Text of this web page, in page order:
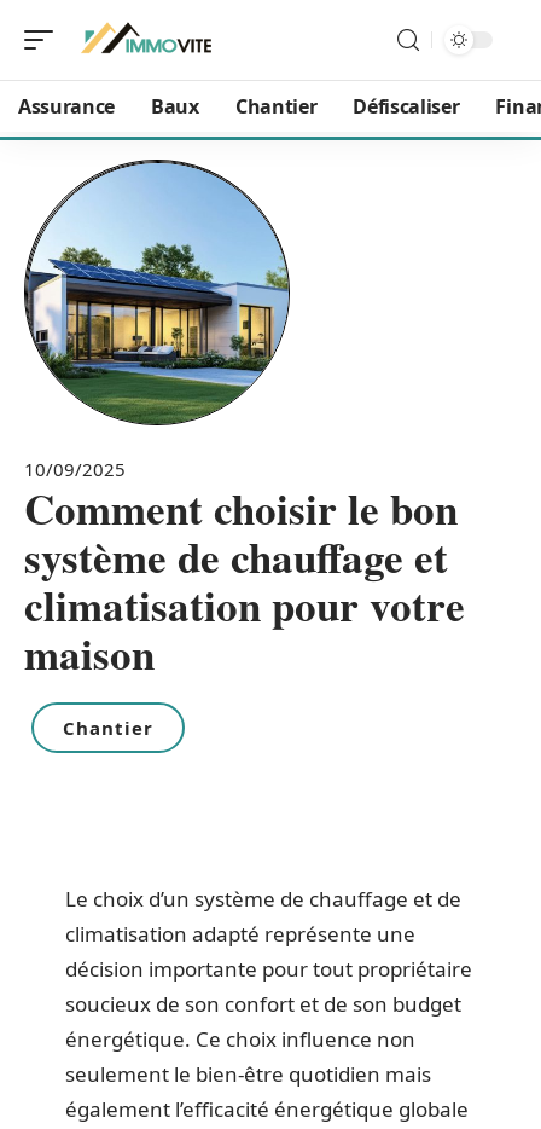
Assurance Baux Chantier Défiscaliser
10/09/2025
Comment choisir le bon
système de chauffage et
climatisation pour votre
maison
Chantier
Le choix d’un système de chauffage et de
climatisation adapté représente une
décision importante pour tout propriétaire
soucieux de son confort et de son budget
énergétique. Ce choix influence non
seulement le bien-être quotidien mais
également l’efficacité énergétique globale